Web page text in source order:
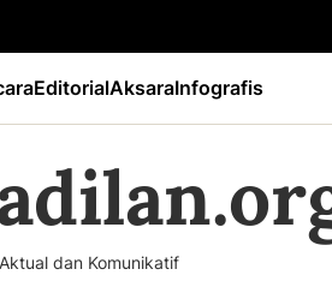
EditorialAksaraInfografis
dan Komunikatif